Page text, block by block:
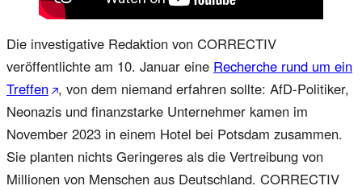
Die investigative Redaktion von CORRECTIV
veröffentlichte am 10. Januar eine Recherche rund um ein
Treffen , von dem niemand erfahren sollte: AfD-Politiker,
Neonazis und finanzstarke Unternehmer kamen im
November 2023 in einem Hotel bei Potsdam zusammen.
Sie planten nichts Geringeres als die Vertreibung von
Millionen von Menschen aus Deutschland. CORRECTIV